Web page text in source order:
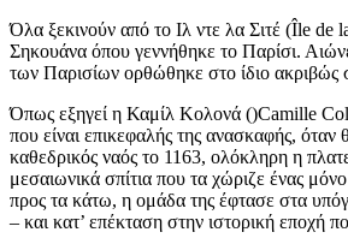
Όλα ξεκινούν από το Ιλ ντε λα Σιτέ (Île de
Σηκουάνα όπου γεννήθηκε το Παρίσι.
των Παρισίων ορθώθηκε στο ίδιο ακριβώς
Όπως εξηγεί η Καμίλ Κολονά ()Camille
που είναι επικεφαλής της ανασκαφής, όταν
καθεδρικός ναός το 1163, ολόκληρη η
μεσαιωνικά σπίτια που τα χώριζε ένας
προς τα κάτω, η ομάδα της έφτασε στα
– και κατ’ επέκταση στην ιστορική εποχή